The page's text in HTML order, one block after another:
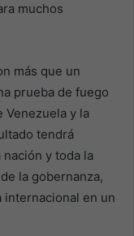
muchos
más que un
prueba de fuego
Venezuela y la
tendrá
y toda la
la gobernanza,
internacional en un